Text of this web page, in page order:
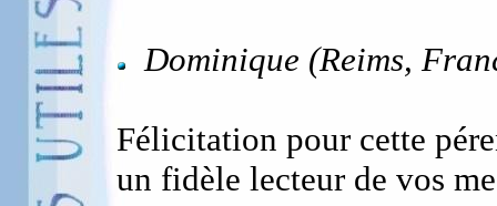
Dominique (Reims,
Félicitation pour cette
un fidèle lecteur de vos